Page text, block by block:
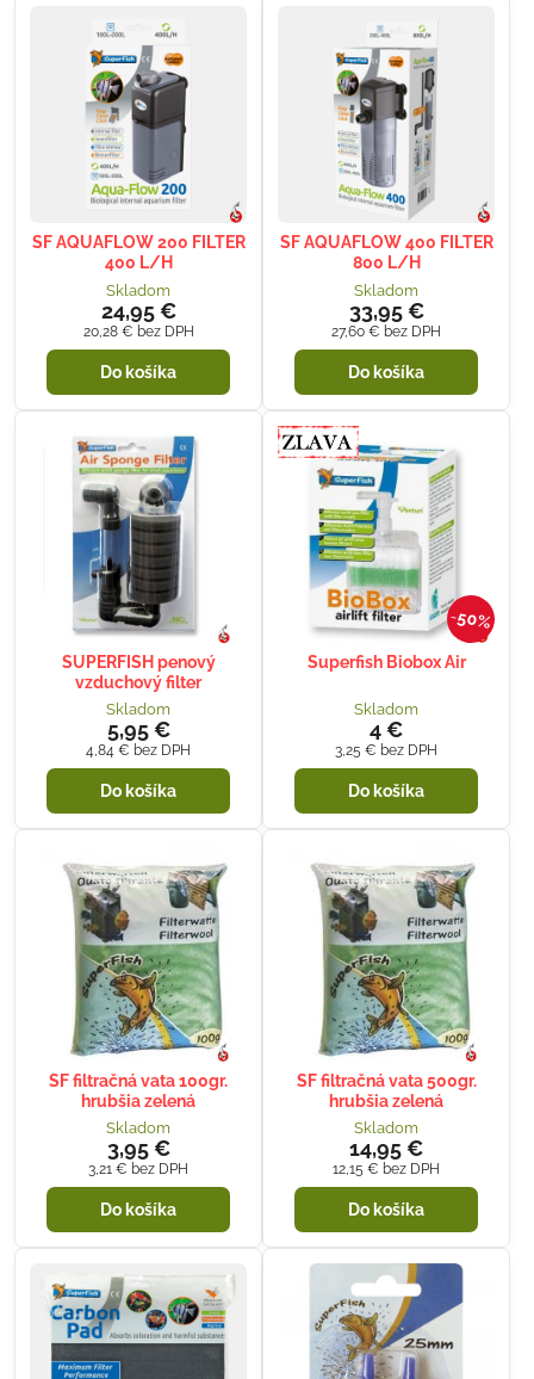
SF AQUAFLOW 200 FILTER
400 L/H
Skladom
24,95 €
20,28 € bez DPH
Do košíka
SF AQUAFLOW 400 FILTER
800 L/H
Skladom
33,95 €
27,60 € bez DPH
Do košíka
SUPERFISH penový
vzduchový filter
Skladom
5,95 €
4,84 € bez DPH
Do košíka
50%
Superfish Biobox Air
Skladom
4 €
3,25 € bez DPH
Do košíka
SF filtračná vata 100gr.
hrubšia zelená
Skladom
3,95 €
3,21 € bez DPH
Do košíka
SF filtračná vata 500gr.
hrubšia zelená
Skladom
14,95 €
12,15 € bez DPH
Do košíka